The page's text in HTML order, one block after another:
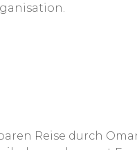
Reise durch